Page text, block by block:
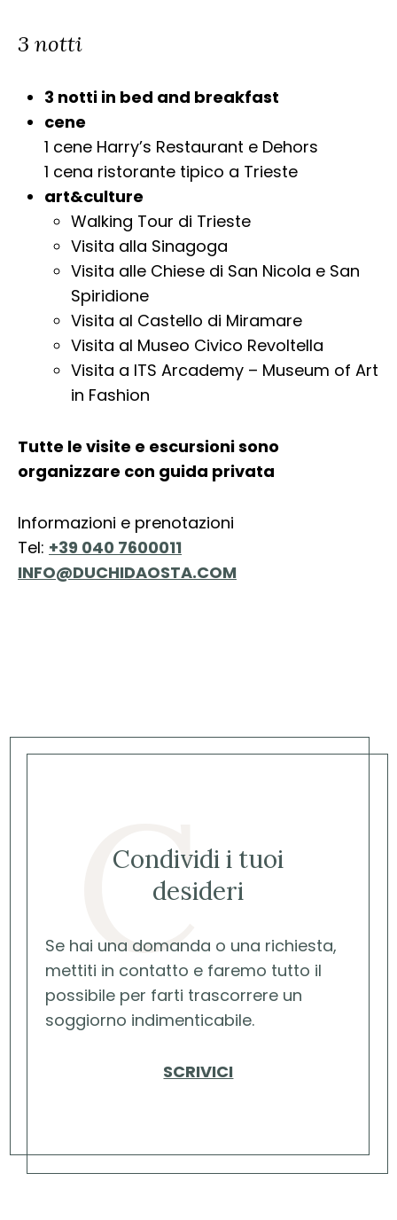
3 notti
3 notti in bed and breakfast
cene
1 cene Harry’s Restaurant e Dehors
1 cena ristorante tipico a Trieste
art&culture
Walking Tour di Trieste
Visita alla Sinagoga
Visita alle Chiese di San Nicola e San
Spiridione
Visita al Castello di Miramare
Visita al Museo Civico Revoltella
Visita a ITS Arcademy – Museum of Art
in Fashion
Tutte le visite e escursioni sono
organizzare con guida privata
Informazioni e prenotazioni
Tel: +39 040 7600011
INFO@DUCHIDAOSTA.COM
C
Condividi i tuoi
desideri
Se hai una domanda o una richiesta,
mettiti in contatto e faremo tutto il
possibile per farti trascorrere un
soggiorno indimenticabile.
SCRIVICI